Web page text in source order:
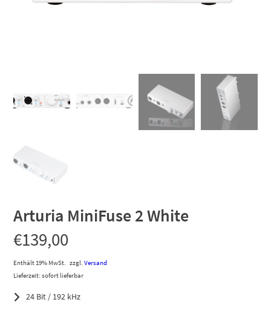
Arturia MiniFuse 2 White
€139,00
Enthält 19% MwSt. zzgl.Versand
Lieferzeit: sofort lieferbar
24 Bit / 192 kHz